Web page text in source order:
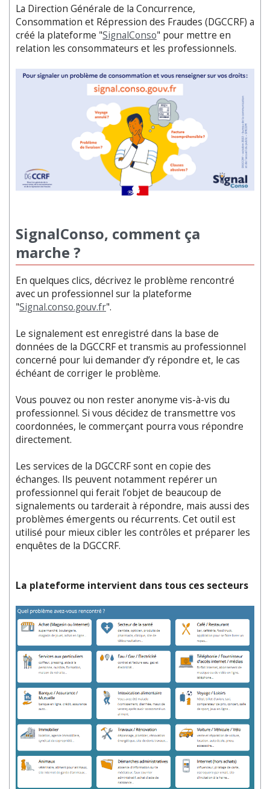
La Direction Générale de la Concurrence,
Consommation et Répression des Fraudes (DGCCRF) a
créé la plateforme "SignalConso" pour mettre en
relation les consommateurs et les professionnels.
SignalConso, comment ça
marche ?
En quelques clics, décrivez le problème rencontré
avec un professionnel sur la plateforme
"Signal.conso.gouv.fr".
Le signalement est enregistré dans la base de
données de la DGCCRF et transmis au professionnel
concerné pour lui demander d’y répondre et, le cas
échéant de corriger le problème.
Vous pouvez ou non rester anonyme vis-à-vis du
professionnel. Si vous décidez de transmettre vos
coordonnées, le commerçant pourra vous répondre
directement.
Les services de la DGCCRF sont en copie des
échanges. Ils peuvent notamment repérer un
professionnel qui ferait l’objet de beaucoup de
signalements ou tarderait à répondre, mais aussi des
problèmes émergents ou récurrents. Cet outil est
utilisé pour mieux cibler les contrôles et préparer les
enquêtes de la DGCCRF.
La plateforme intervient dans tous ces secteurs